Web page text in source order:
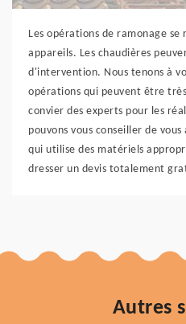
Les opérations de ramonage
appareils. Les chaudières
d'intervention. Nous tenons à
opérations qui peuvent être
convier des experts pour les
pouvons vous conseiller de
qui utilise des matériels
dresser un devis totalement
Autres